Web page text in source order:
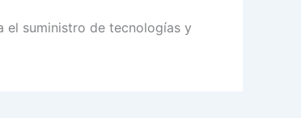
el suministro de tecnologías y